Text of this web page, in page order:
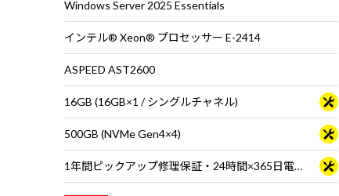
Windows Server 2025 Essentials
インテル® Xeon® プロセッサー E-2414
ASPEED AST2600
16GB (16GB×1 / シングルチャネル)
500GB (NVMe Gen4×4)
1年間ピックアップ修理保証・24時間×365日電話サポート